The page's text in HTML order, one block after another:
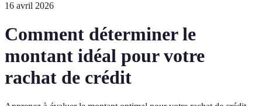
16 avril 2026
Comment déterminer le
montant idéal pour votre
rachat de crédit